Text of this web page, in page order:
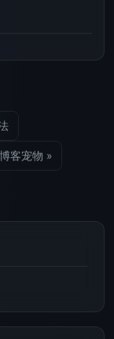
客宠物 »